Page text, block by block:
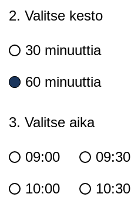
2. Valitse kesto
30 minuuttia
60 minuuttia
3. Valitse aika
09:00
09:30
10:00
10:30